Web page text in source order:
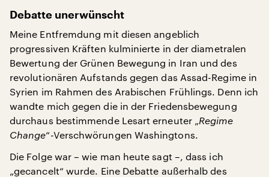
Debatte unerwünscht
Meine Entfremdung mit diesen angeblich
progressiven Kräften kulminierte in der diametralen
Bewertung der Grünen Bewegung in Iran und des
revolutionären Aufstands gegen das Assad-Regime in
Syrien im Rahmen des Arabischen Frühlings. Denn ich
wandte mich gegen die in der Friedensbewegung
durchaus bestimmende Lesart erneuter „Regime
Change“-Verschwörungen Washingtons.
Die Folge war – wie man heute sagt –, dass ich
„gecancelt“ wurde. Eine Debatte außerhalb des